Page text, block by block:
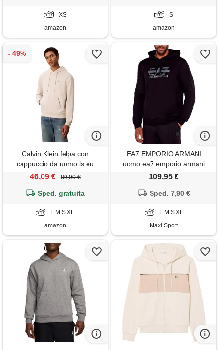
XS
amazon
S
amazon
Calvin Klein felpa con
cappuccio da uomo ls eu
350terry monogram
46,09 € 89,90 €
Sped. gratuita
L M S XL
amazon
EA7 EMPORIO ARMANI
uomo ea7 emporio armani
felpa con cappuccio logo
109,95 €
Sped. 7,90 €
L M S XL
Maxi Sport